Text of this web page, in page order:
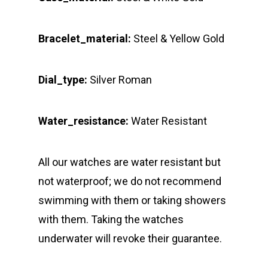
Bracelet_material: Steel & Yellow Gold
Dial_type: Silver Roman
Water_resistance: Water Resistant
All our watches are water resistant but
not waterproof; we do not recommend
swimming with them or taking showers
with them. Taking the watches
underwater will revoke their guarantee.